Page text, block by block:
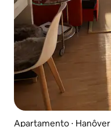
Apartamento ⋅ Hanôver